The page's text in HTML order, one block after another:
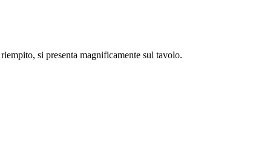
si presenta magnificamente sul tavolo.